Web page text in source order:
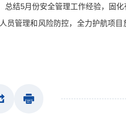
结5月份安全管理工作经验，固化
员管理和风险防控，全力护航项目